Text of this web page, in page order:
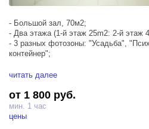
- Большой зал, 70м2;
- Два этажа (1-й этаж 25m2: 2-й этаж
- 3 разных фотозоны: "Усадьба",
контейнер";
Аренда медицинского оборудования
(кровать, лампа, металлический
приборы).
читать далее
от 1 800 руб.
мин. 1 час
цены